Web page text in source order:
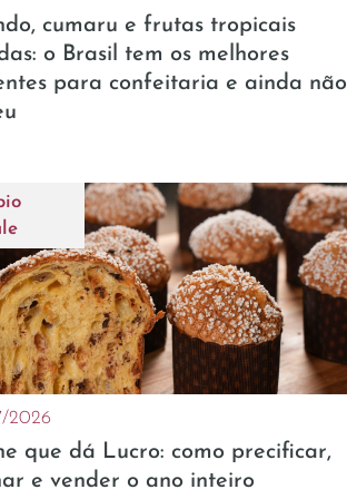
cumaru e frutas tropicais
o Brasil tem os melhores
para confeitaria e ainda não
2026
que dá Lucro: como precificar,
e vender o ano inteiro